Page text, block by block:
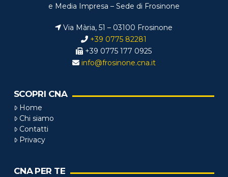
e Media Impresa – Sede di Frosinone
Via Mària, 51 – 03100 Frosinone
+39 0775 82281
+39 0775 177 0925
info@frosinone.cna.it
SCOPRI CNA
Home
Chi siamo
Contatti
Privacy
CNA PER TE